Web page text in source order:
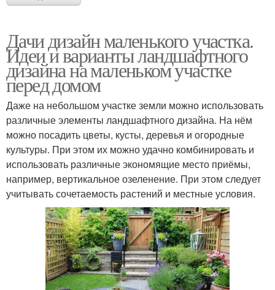
Дачи дизайн маленького участка.
Идеи и варианты ландшафтного
дизайна на маленьком участке
перед домом
Даже на небольшом участке земли можно использовать
различные элементы ландшафтного дизайна. На нём
можно посадить цветы, кусты, деревья и огородные
культуры. При этом их можно удачно комбинировать и
использовать различные экономящие место приёмы,
например, вертикальное озеленение. При этом следует
учитывать сочетаемость растений и местные условия.